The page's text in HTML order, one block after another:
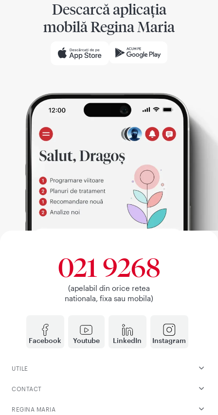
Descarcă aplicația
mobilă Regina Maria
Facebook Youtube LinkedIn Instagram
021 9268
(apelabil din orice retea
nationala, fixa sau mobila)
UTILE
CONTACT
REGINA MARIA